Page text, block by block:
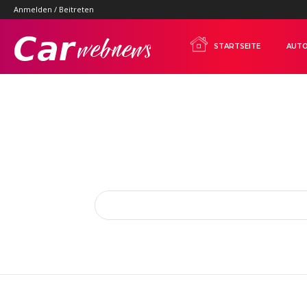
Anmelden / Beitreten
Carwebnews.comSTARTSEITE